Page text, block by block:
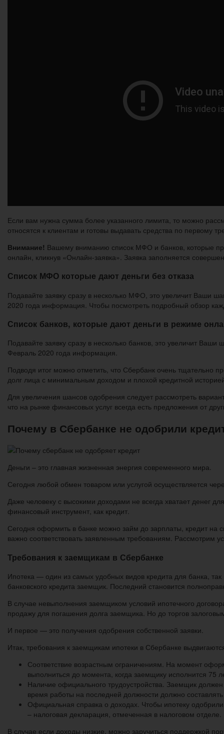
Если вам нужна сумма более указанного лимита, то можно
относятся к клиентам и готовы выдавать средства по первому
Внимание! Вашему вниманию список МФО и банков, которые
онлайн, кликнув «Онлайн-заявка». Заявка заполняется
Список МФО которые дают деньги без отказа
Подавайте заявку сразу в несколько МФО, это увеличит Ваши
2020 года информация. Чтобы посмотреть подробный обзор
Список банков, которые дают деньги в режиме
Подавайте заявку сразу в несколько банков, это увеличит
Февраль 2020 года информация.
Подводя итог можно отметить, что Сбербанк очень тщательно
долг лица с минимальным доходом и плохой кредитной
Для увеличения шансов одобрения следует рассмотреть
что на рынке финансовых услуг всегда есть предложения от
Почему в Сбербанке не одобрили
Деньги – это главная жизненная энергия современного мира.
Сегодня любой обмен товаром или услугой осуществляется
Даже человеку с высокими доходами не всегда хватает денег
финансовый инструмент, как кредит.
Сегодня оформить в банке можно займ до зарплаты, кредит на
важно соответствовать заявленным требованиям. Рассмотрим
Требования к заемщикам в Сбербанке
Ипотека — один из самых удобных видов кредита для банка,
банковского кредита заемщик. Последний становится
В случае невыполнения заемщиком условий ипотечного
продажу для погашения долга заемщика. Но до торгов
И первое — это получения одобрения собственной заявки.
Итак, требования к заемщикам ипотеки в Сбербанке
Соответствие возрастным ограничениям. На момент
выполниться до момента, когда заемщику исполнится 75
Наличие официального трудоустройства. Заемщик
время работы на последней должности должно
Официальная справка о доходах. Чтобы ипотеку
– налоговая декларация, отмеченная в налоговом отделе.
В случае если доходы низкие, можно заручиться поддержкой